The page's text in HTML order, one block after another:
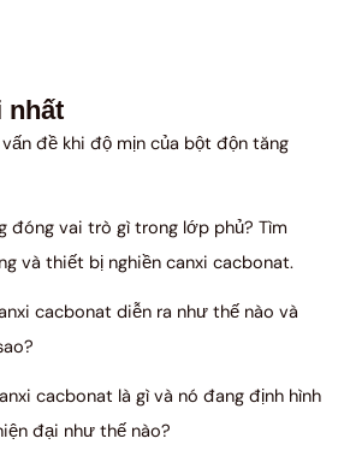
nhất
đề khi độ mịn của bột độn tăng
đóng vai trò gì trong lớp phủ? Tìm
và thiết bị nghiền canxi cacbonat.
cacbonat diễn ra như thế nào và
cacbonat là gì và nó đang định hình
đại như thế nào?